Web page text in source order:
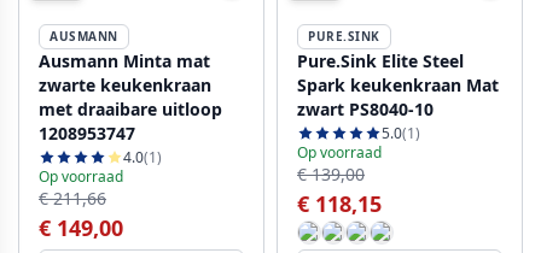
AUSMANN
Ausmann Minta mat
zwarte keukenkraan
met draaibare uitloop
1208953747
4.0(1)
Op voorraad
€ 211,66
€ 149,00
PURE.SINK
Pure.Sink Elite Steel
Spark keukenkraan Mat
zwart PS8040-10
5.0(1)
Op voorraad
€ 139,00
€ 118,15